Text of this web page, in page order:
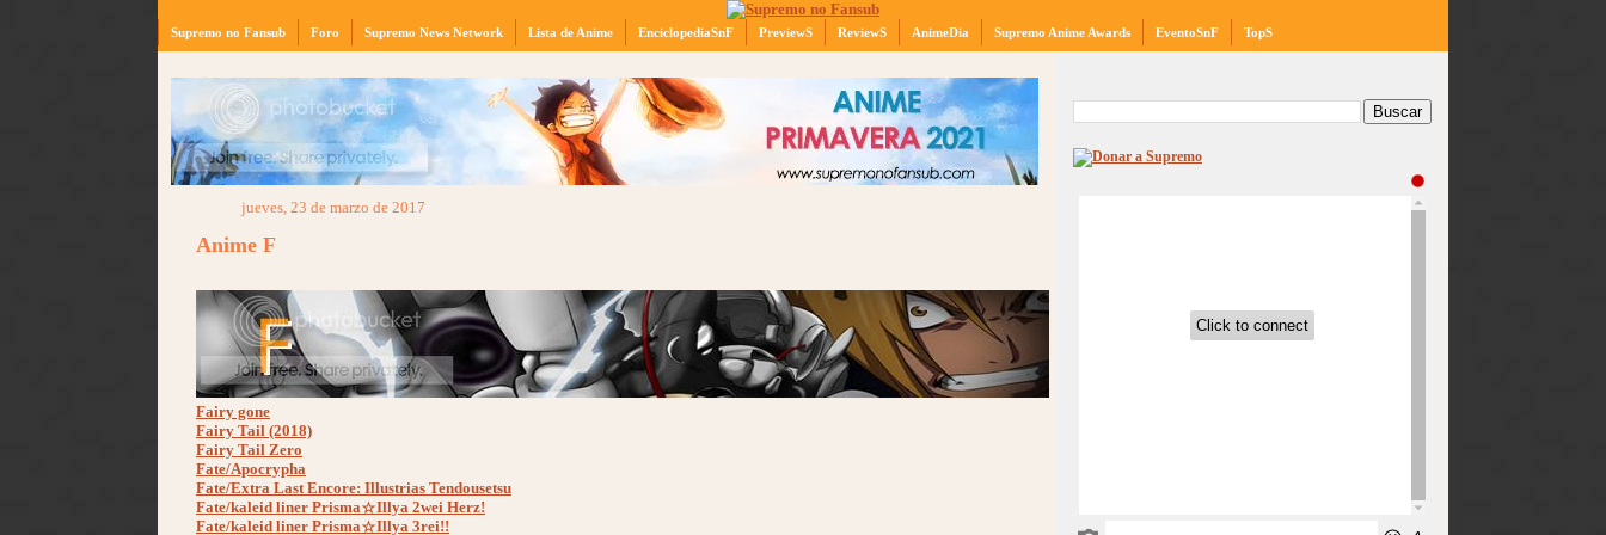
Supremo no Fansub Foro Supremo News Network Lista de Anime EnciclopediaSnF PreviewS ReviewS AnimeDia Supremo Anime Awards EventoSnF TopS
jueves, 23 de marzo de 2017
Anime F
Fairy gone
Fairy Tail (2018)
Fairy Tail Zero
Fate/Apocrypha
Fate/Extra Last Encore: Illustrias Tendousetsu
Fate/kaleid liner Prisma☆Illya 2wei Herz!
Fate/kaleid liner Prisma☆Illya 3rei!!